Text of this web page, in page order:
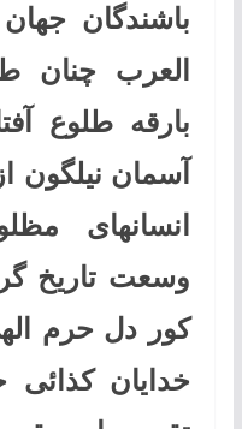
باشندگان
العرب چنان
بارقه طلوع
آسمان نیلگون
انسانهای
وسعت تاریخ
کور دل حرم
خدایان کذائی